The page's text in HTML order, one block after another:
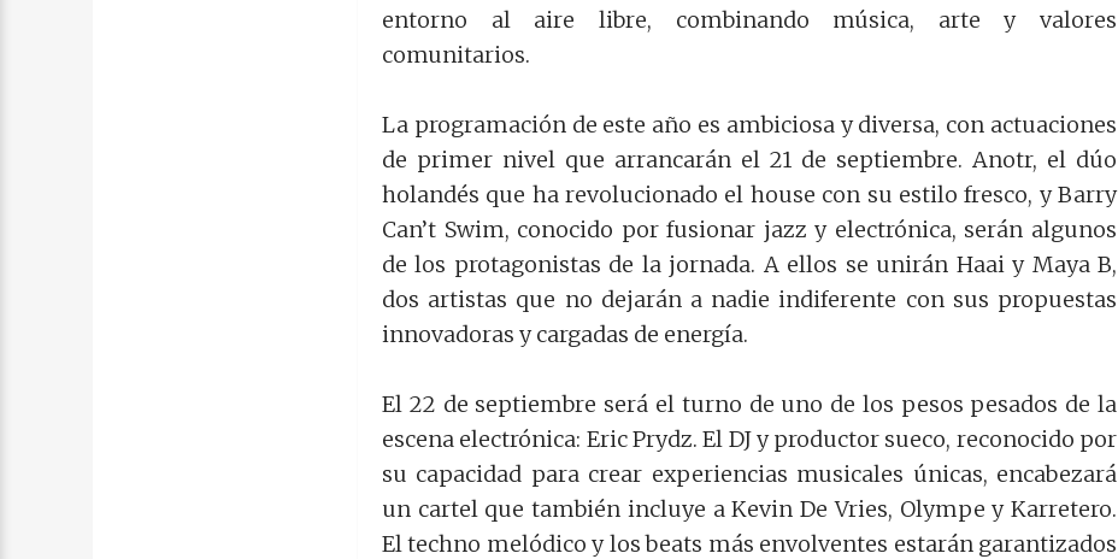
entorno al aire libre, combinando música, arte y valores
comunitarios.
La programación de este año es ambiciosa y diversa, con actuaciones
de primer nivel que arrancarán el 21 de septiembre. Anotr, el dúo
holandés que ha revolucionado el house con su estilo fresco, y Barry
Can’t Swim, conocido por fusionar jazz y electrónica, serán algunos
de los protagonistas de la jornada. A ellos se unirán Haai y Maya B,
dos artistas que no dejarán a nadie indiferente con sus propuestas
innovadoras y cargadas de energía.
El 22 de septiembre será el turno de uno de los pesos pesados de la
escena electrónica: Eric Prydz. El DJ y productor sueco, reconocido por
su capacidad para crear experiencias musicales únicas, encabezará
un cartel que también incluye a Kevin De Vries, Olympe y Karretero.
El techno melódico y los beats más envolventes estarán garantizados